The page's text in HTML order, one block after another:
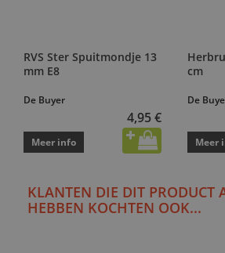
RVS Ster Spuitmondje 13
mm E8
De Buyer
4,95 €
Meer info
cm
De
Meer
KLANTEN DIE DIT PRODUCT
HEBBEN KOCHTEN OOK...